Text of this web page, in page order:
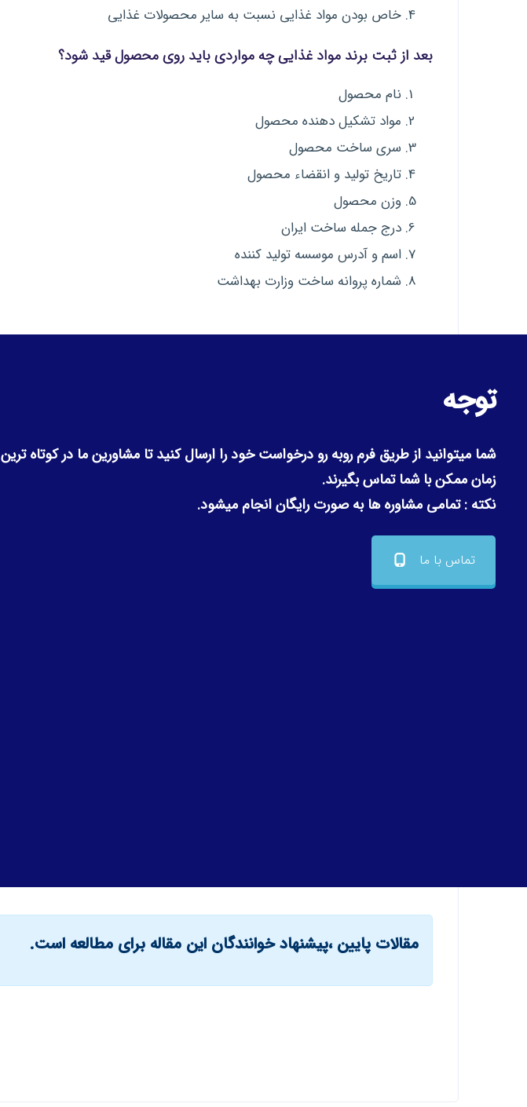
خاص بودن مواد غذایی نسبت به سایر محصولات غذایی
بعد از ثبت برند مواد غذایی چه مواردی باید روی محصول قید شود؟
نام محصول
مواد تشکیل دهنده محصول
سری ساخت محصول
تاریخ تولید و انقضاء محصول
وزن محصول
درج جمله ساخت ایران
اسم و آدرس موسسه تولید کننده
شماره پروانه ساخت وزارت بهداشت
توجه
شما میتوانید از طریق فرم روبه رو درخواست خود را ارسال کنید تا مشاورین ما در کوتاه ترین
زمان ممکن با شما تماس بگیرند.
نکته : تمامی مشاوره ها به صورت رایگان انجام میشود.
تماس با ما
مقالات پایین ،پیشنهاد خوانندگان این مقاله برای مطالعه است.